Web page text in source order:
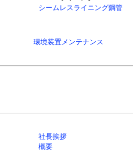
シームレスライニング鋼管
環境装置メンテナンス
社長挨拶
概要